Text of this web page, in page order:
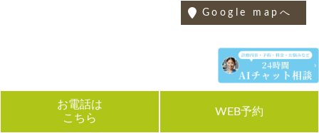
お電話は
こちら
WEB予約
Google mapへ